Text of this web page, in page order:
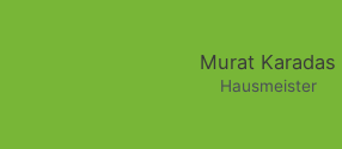
Murat Karadas
Hausmeister